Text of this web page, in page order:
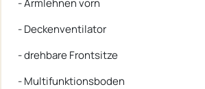
- Deckenventilator
- drehbare Frontsitze
- Multifunktionsboden